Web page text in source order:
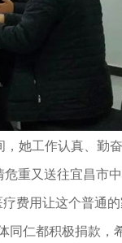
她工作认真、勤
重又送往宜昌市
费用让这个普通的
仁都积极捐款